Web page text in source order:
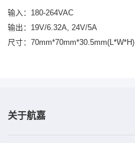
输入：180-264VAC
输出：19V/6.32A, 24V/5A
尺寸：70mm*70mm*30.5mm(L*W*H)
关于航嘉